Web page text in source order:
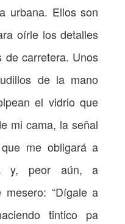
urbana. Ellos son
oírle los detalles
de carretera. Unos
de la mano
el vidrio que
mi cama, la señal
me obligará a
y, peor aún, a
“Dígale a
tintico pa